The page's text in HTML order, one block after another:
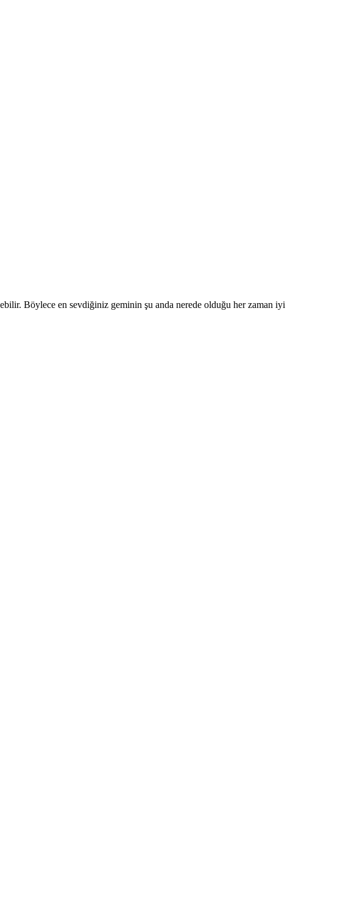
Böylece en sevdiğiniz geminin şu anda nerede olduğu her zaman iyi